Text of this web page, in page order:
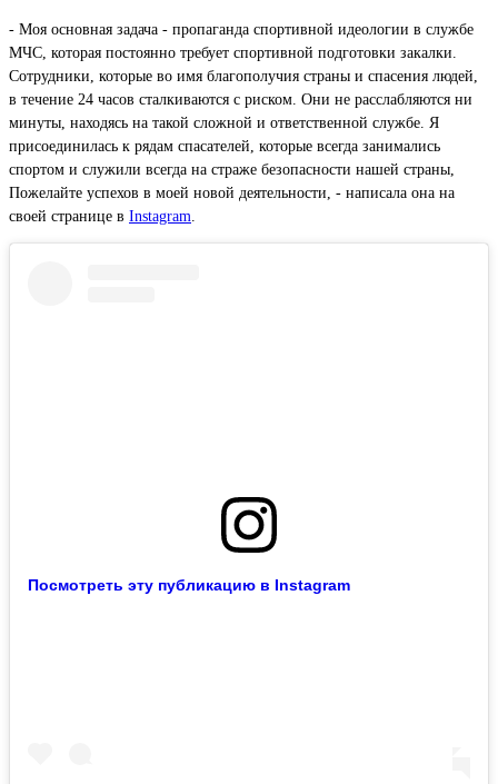
- Моя основная задача - пропаганда спортивной идеологии в службе
МЧС, которая постоянно требует спортивной подготовки закалки.
Сотрудники, которые во имя благополучия страны и спасения людей,
в течение 24 часов сталкиваются с риском. Они не расслабляются ни
минуты, находясь на такой сложной и ответственной службе. Я
присоединилась к рядам спасателей, которые всегда занимались
спортом и служили всегда на страже безопасности нашей страны,
Пожелайте успехов в моей новой деятельности, - написала она на
своей странице в Instagram
Посмотреть эту публикацию в Instagram